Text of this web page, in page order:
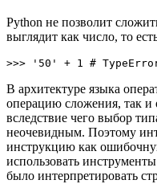
Python не позволит
выглядит как число, то
>>> '50' + 1 #
В архитектуре языка
операцию сложения, так и
вследствие чего выбор
неочевидным. Поэтому
инструкцию как
использовать
было интерпретировать